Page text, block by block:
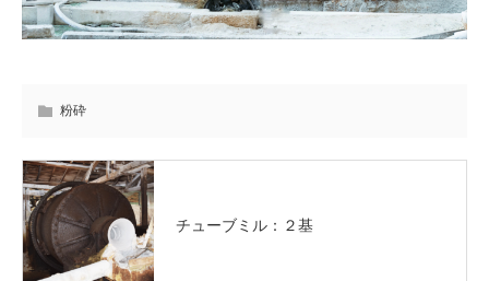
粉砕
チューブミル：２基